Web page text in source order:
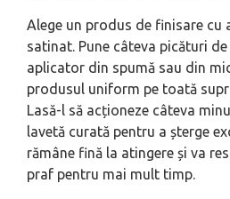
Alege un produs de finisare cu
satinat. Pune câteva picături
aplicator din spumă sau din
produsul uniform pe toată
Lasă-l să acționeze câteva
lavetă curată pentru a șterge
rămâne fină la atingere și va
praf pentru mai mult timp.